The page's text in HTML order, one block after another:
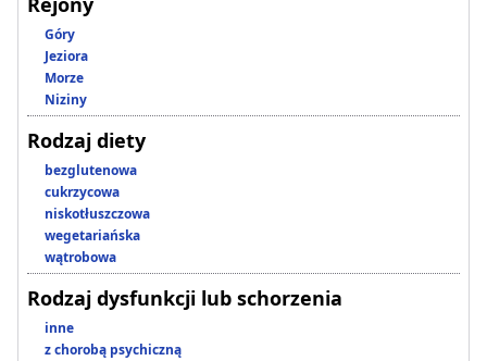
Góry
Jeziora
Morze
Niziny
Rodzaj diety
bezglutenowa
cukrzycowa
niskotłuszczowa
wegetariańska
wątrobowa
Rodzaj dysfunkcji lub schorzenia
inne
z chorobą psychiczną